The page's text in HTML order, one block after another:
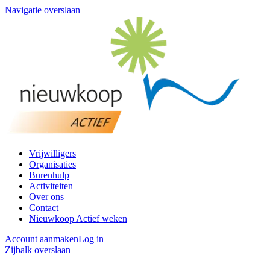
Navigatie overslaan
Vrijwilligers
Organisaties
Burenhulp
Activiteiten
Over ons
Contact
Nieuwkoop Actief weken
Account aanmakenLog in
Zijbalk overslaan